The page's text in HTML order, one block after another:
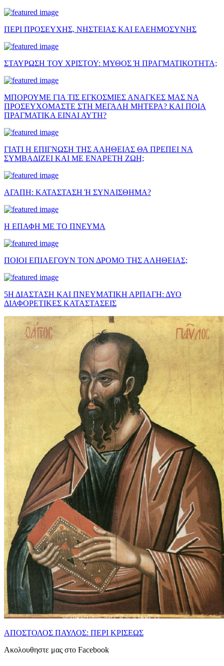
ΠΕΡΙ ΠΡΟΣΕΥΧΗΣ, ΝΗΣΤΕΙΑΣ ΚΑΙ ΕΛΕΗΜΟΣΥΝΗΣ
ΣΤΑΥΡΩΣΗ ΤΟΥ ΧΡΙΣΤΟΥ: ΜΥΘΟΣ Ή ΠΡΑΓΜΑΤΙΚΟΤΗΤΑ;
ΜΠΟΡΟΥΜΕ ΓΙΑ ΤΙΣ ΕΓΚΟΣΜΙΕΣ ΑΝΑΓΚΕΣ ΜΑΣ ΝΑ
ΠΡΟΣΕΥΧΟΜΑΣΤΕ ΣΤΗ ΜΕΓΑΛΗ ΜΗΤΕΡΑ? ΚΑΙ ΠΟΙΑ
ΠΡΑΓΜΑΤΙΚΑ ΕΙΝΑΙ ΑΥΤΗ?
ΓΙΑΤΙ Η ΕΠΙΓΝΩΣΗ ΤΗΣ ΑΛΗΘΕΙΑΣ ΘΑ ΠΡΕΠΕΙ ΝΑ
ΣΥΜΒΑΔΙΖΕΙ ΚΑΙ ΜΕ ΕΝΑΡΕΤΗ ΖΩΗ;
ΑΓΑΠΗ: ΚΑΤΑΣΤΑΣΗ Ή ΣΥΝΑΙΣΘΗΜΑ?
Η ΕΠΑΦΗ ΜΕ ΤΟ ΠΝΕΥΜΑ
ΠΟΙΟΙ ΕΠΙΛΕΓΟΥΝ ΤΟΝ ΔΡΟΜΟ ΤΗΣ ΑΛΗΘΕΙΑΣ;
5Η ΔΙΑΣΤΑΣΗ ΚΑΙ ΠΝΕΥΜΑΤΙΚΗ ΑΡΠΑΓΗ: ΔΥΟ
ΔΙΑΦΟΡΕΤΙΚΕΣ ΚΑΤΑΣΤΑΣΕΙΣ
ΑΠΟΣΤΟΛΟΣ ΠΑΥΛΟΣ: ΠΕΡΙ ΚΡΙΣΕΩΣ
Ακολουθηστε μας στο Facebook